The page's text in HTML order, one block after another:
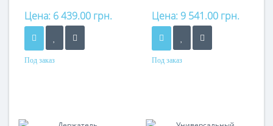
Цена: 6 439.00 грн.
Под заказ
Цена: 9 541.00 грн.
Под заказ